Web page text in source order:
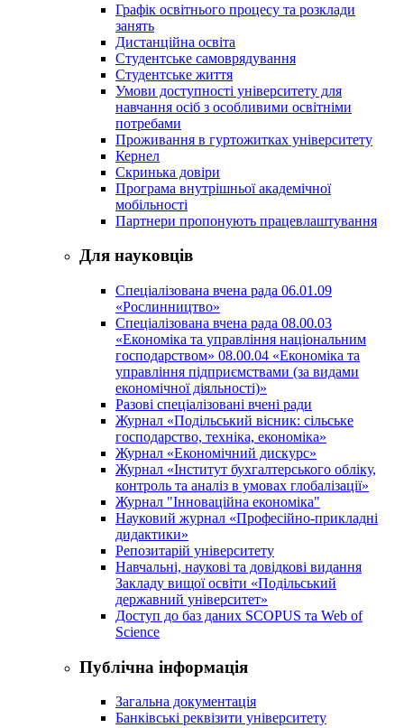
Графік освітнього процесу та розклади
занять
Дистанційна освіта
Студентське самоврядування
Студентське життя
Умови доступності університету для
навчання осіб з особливими освітніми
потребами
Проживання в гуртожитках університету
Кернел
Скринька довіри
Програма внутрішньої академічної
мобільності
Партнери пропонують працевлаштування
Для науковців
Спеціалізована вчена рада 06.01.09
«Рослинництво»
Спеціалізована вчена рада 08.00.03
«Економіка та управління національним
господарством» 08.00.04 «Економіка та
управління підприємствами (за видами
економічної діяльності)»
Разові спеціалізовані вчені ради
Журнал «Подільський вісник: сільське
господарство, техніка, економіка»
Журнал «Економічний дискурс»
Журнал «Інститут бухгалтерського обліку,
контроль та аналіз в умовах глобалізації»
Журнал "Інноваційна економіка"
Науковий журнал «Професійно-прикладні
дидактики»
Репозитарій університету
Навчальні, наукові та довідкові видання
Закладу вищої освіти «Подільський
державний університет»
Доступ до баз даних SCOPUS та Web of
Science
Публічна інформація
Загальна документація
Банківські реквізити університету